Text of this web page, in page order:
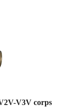
V3V corps